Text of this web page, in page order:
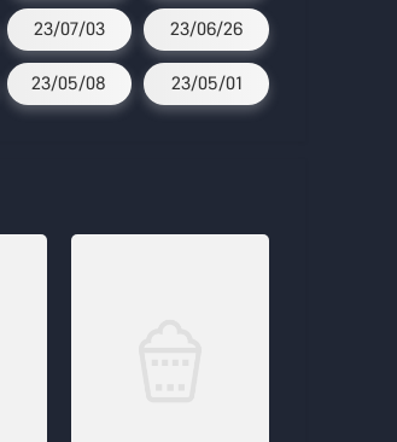
23/07/03 23/06/26
23/05/08 23/05/01